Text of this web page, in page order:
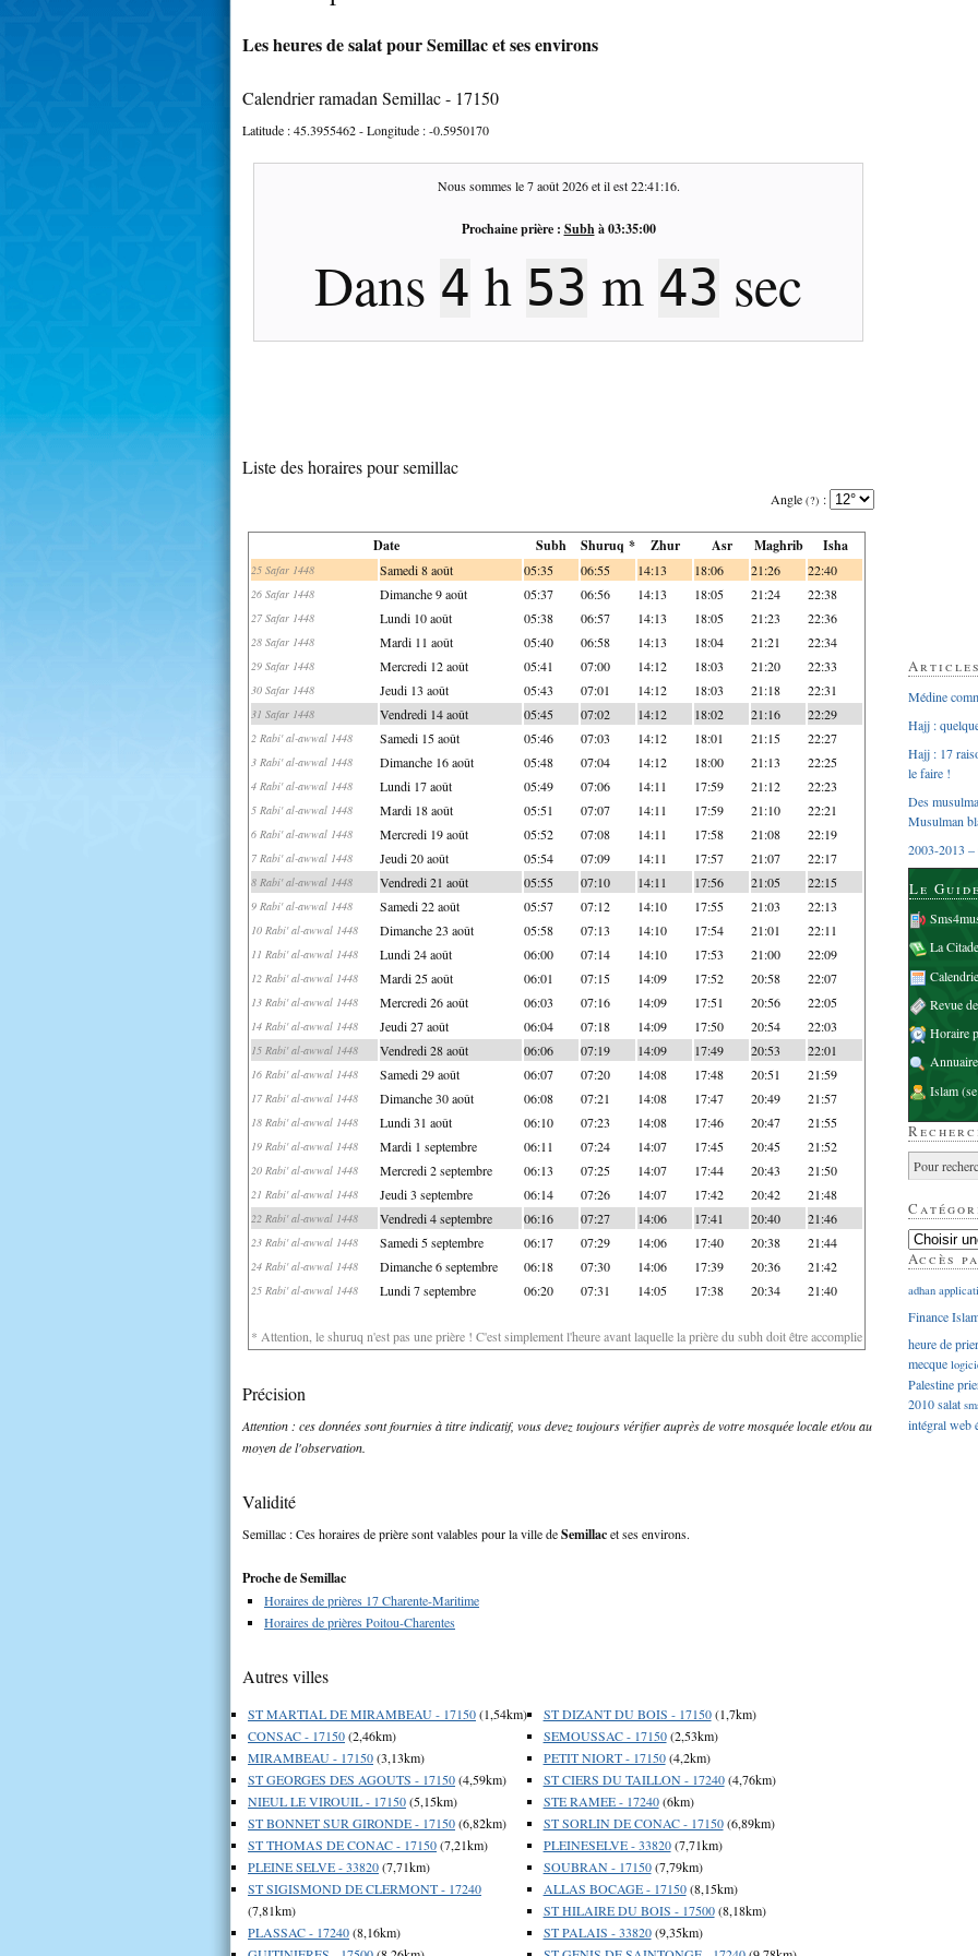
Les heures de salat pour Semillac et ses environs
Calendrier ramadan Semillac - 17150
Latitude :45.3955462- Longitude :-0.5950170
Nous sommes le7 août 2026et il est22:41:17.
Prochaine prière : Subhà03:35:00
Dans 4 h 53 m 42 sec
Liste des horaires pour semillac
Angle (?) :
Date Subh Shuruq * Zhur Asr Maghrib Isha
25 Safar 1448 Samedi 8 août 05:35 06:55 14:13 18:06 21:26 22:40
26 Safar 1448 Dimanche 9 août 05:37 06:56 14:13 18:05 21:24 22:38
27 Safar 1448 Lundi 10 août 05:38 06:57 14:13 18:05 21:23 22:36
28 Safar 1448 Mardi 11 août 05:40 06:58 14:13 18:04 21:21 22:34
29 Safar 1448 Mercredi 12 août 05:41 07:00 14:12 18:03 21:20 22:33
30 Safar 1448 Jeudi 13 août 05:43 07:01 14:12 18:03 21:18 22:31
31 Safar 1448 Vendredi 14 août 05:45 07:02 14:12 18:02 21:16 22:29
2 Rabi' al-awwal 1448 Samedi 15 août 05:46 07:03 14:12 18:01 21:15 22:27
3 Rabi' al-awwal 1448 Dimanche 16 août 05:48 07:04 14:12 18:00 21:13 22:25
4 Rabi' al-awwal 1448 Lundi 17 août 05:49 07:06 14:11 17:59 21:12 22:23
5 Rabi' al-awwal 1448 Mardi 18 août 05:51 07:07 14:11 17:59 21:10 22:21
6 Rabi' al-awwal 1448 Mercredi 19 août 05:52 07:08 14:11 17:58 21:08 22:19
7 Rabi' al-awwal 1448 Jeudi 20 août 05:54 07:09 14:11 17:57 21:07 22:17
8 Rabi' al-awwal 1448 Vendredi 21 août 05:55 07:10 14:11 17:56 21:05 22:15
9 Rabi' al-awwal 1448 Samedi 22 août 05:57 07:12 14:10 17:55 21:03 22:13
10 Rabi' al-awwal 1448 Dimanche 23 août 05:58 07:13 14:10 17:54 21:01 22:11
11 Rabi' al-awwal 1448 Lundi 24 août 06:00 07:14 14:10 17:53 21:00 22:09
12 Rabi' al-awwal 1448 Mardi 25 août 06:01 07:15 14:09 17:52 20:58 22:07
13 Rabi' al-awwal 1448 Mercredi 26 août 06:03 07:16 14:09 17:51 20:56 22:05
14 Rabi' al-awwal 1448 Jeudi 27 août 06:04 07:18 14:09 17:50 20:54 22:03
15 Rabi' al-awwal 1448 Vendredi 28 août 06:06 07:19 14:09 17:49 20:53 22:01
16 Rabi' al-awwal 1448 Samedi 29 août 06:07 07:20 14:08 17:48 20:51 21:59
17 Rabi' al-awwal 1448 Dimanche 30 août 06:08 07:21 14:08 17:47 20:49 21:57
18 Rabi' al-awwal 1448 Lundi 31 août 06:10 07:23 14:08 17:46 20:47 21:55
19 Rabi' al-awwal 1448 Mardi 1 septembre 06:11 07:24 14:07 17:45 20:45 21:52
20 Rabi' al-awwal 1448 Mercredi 2 septembre 06:13 07:25 14:07 17:44 20:43 21:50
21 Rabi' al-awwal 1448 Jeudi 3 septembre 06:14 07:26 14:07 17:42 20:42 21:48
22 Rabi' al-awwal 1448 Vendredi 4 septembre 06:16 07:27 14:06 17:41 20:40 21:46
23 Rabi' al-awwal 1448 Samedi 5 septembre 06:17 07:29 14:06 17:40 20:38 21:44
24 Rabi' al-awwal 1448 Dimanche 6 septembre 06:18 07:30 14:06 17:39 20:36 21:42
25 Rabi' al-awwal 1448 Lundi 7 septembre 06:20 07:31 14:05 17:38 20:34 21:40
* Attention, le shuruq n'est pas une prière ! C'est simplement l'heure avant laquelle la prière du subh doit être accomplie
Précision
Attention : ces données sont fournies à titre indicatif, vous devez toujours vérifier auprès de votre mosquée locale et/ou au
moyen de l'observation.
Validité
Semillac : Ces horaires de prière sont valables pour la ville deSemillacet ses environs.
Proche de Semillac
Horaires de prières 17 Charente-Maritime
Horaires de prières Poitou-Charentes
Autres villes
ST MARTIAL DE MIRAMBEAU - 17150(1,54km)
CONSAC - 17150(2,46km)
MIRAMBEAU - 17150(3,13km)
ST GEORGES DES AGOUTS - 17150(4,59km)
NIEUL LE VIROUIL - 17150(5,15km)
ST BONNET SUR GIRONDE - 17150(6,82km)
ST THOMAS DE CONAC - 17150(7,21km)
PLEINE SELVE - 33820(7,71km)
ST SIGISMOND DE CLERMONT - 17240
(7,81km)
PLASSAC - 17240(8,16km)
ST DIZANT DU BOIS - 17150(1,7km)
SEMOUSSAC - 17150(2,53km)
PETIT NIORT - 17150(4,2km)
ST CIERS DU TAILLON - 17240(4,76km)
STE RAMEE - 17240(6km)
ST SORLIN DE CONAC - 17150(6,89km)
PLEINESELVE - 33820(7,71km)
SOUBRAN - 17150(7,79km)
ALLAS BOCAGE - 17150(8,15km)
ST HILAIRE DU BOIS - 17500(8,18km)
ST PALAIS - 33820(9,35km)
Médine
Hajj :
Hajj : 17
le faire !
Des
Musulman
2003-2013 –
Le
La
Revue
Horaire
Islam
Accès
adhan
Finance
heure de
mecque
Palestine
2010salat
intégralweb